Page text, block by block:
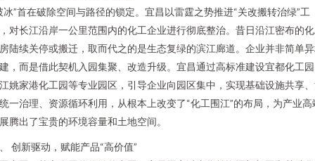
冰”首在破除空间与路径的锁定。宜昌以雷霆之势推进“关改搬转治绿”工
对长江沿岸一公里范围内的化工企业进行彻底整治。昔日沿江密布的
陆续关停或搬迁，取而代之的是生态复绿的滨江廊道。企业并非简单
，而是借此契机入园集聚、改造升级。宜昌通过高标准建设宜都化工
姚家港化工园等专业园区，引导企业向园区集中，实现基础设施共享
一治理、资源循环利用，从根本上改变了“化工围江”的布局，为产业高
腾出了宝贵的环境容量和土地空间。
创新驱动，赋能产品“高价值”